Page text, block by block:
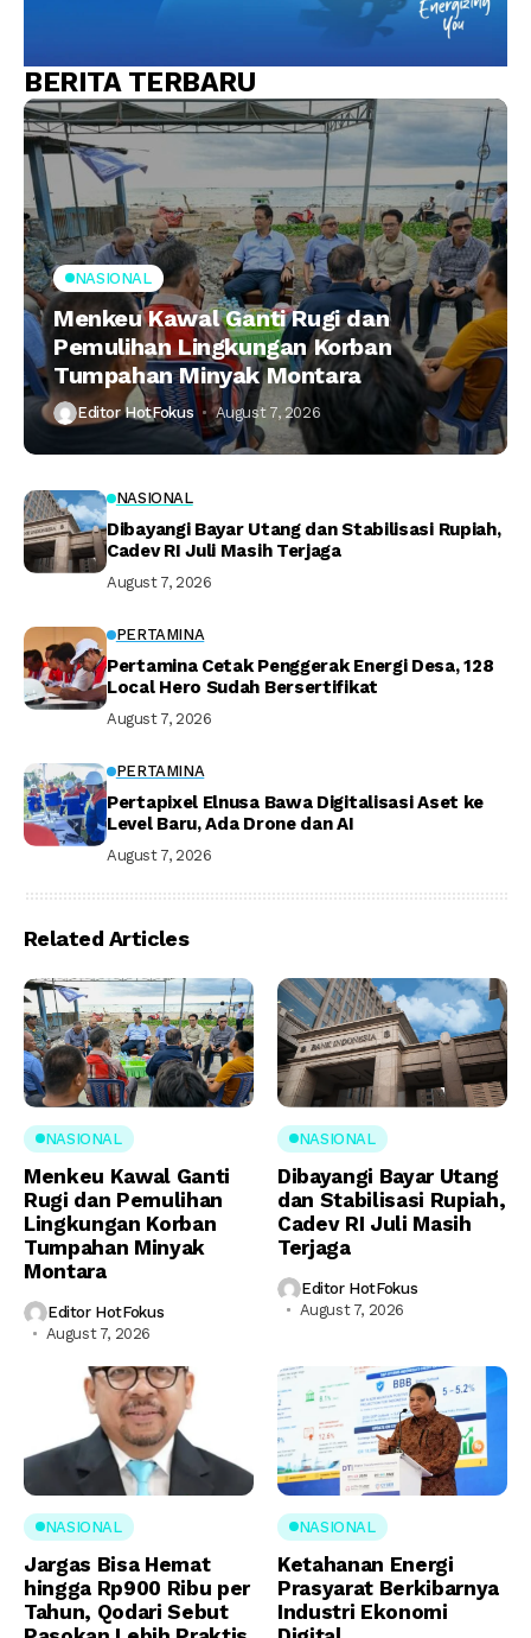
BERITA TERBARU
NASIONAL
Menkeu Kawal Ganti Rugi dan
Pemulihan Lingkungan Korban
Tumpahan Minyak Montara
Editor HotFokus August 7, 2026
NASIONAL
Dibayangi Bayar Utang dan Stabilisasi Rupiah,
Cadev RI Juli Masih Terjaga
August 7, 2026
PERTAMINA
Pertamina Cetak Penggerak Energi Desa, 128
Local Hero Sudah Bersertifikat
August 7, 2026
PERTAMINA
Pertapixel Elnusa Bawa Digitalisasi Aset ke
Level Baru, Ada Drone dan AI
August 7, 2026
Related Articles
NASIONAL
Menkeu Kawal Ganti
Rugi dan Pemulihan
Lingkungan Korban
Tumpahan Minyak
Montara
Editor HotFokus
August 7, 2026
NASIONAL
Dibayangi Bayar Utang
dan Stabilisasi Rupiah,
Cadev RI Juli Masih
Terjaga
Editor HotFokus
August 7, 2026
NASIONAL
Jargas Bisa Hemat
hingga Rp900 Ribu per
Tahun, Qodari Sebut
NASIONAL
Ketahanan Energi
Prasyarat Berkibarnya
Industri Ekonomi